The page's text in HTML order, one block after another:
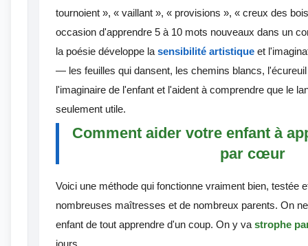
tournoient », « vaillant », « provisions », « creux des
occasion d'apprendre 5 à 10 mots nouveaux dans un
la poésie développe la sensibilité artistique et
— les feuilles qui dansent, les chemins blancs,
l'imaginaire de l'enfant et l'aident à comprendre que le
seulement utile.
Comment aider votre enfant à
par cœur
Voici une méthode qui fonctionne vraiment bien, testée
nombreuses maîtresses et de nombreux parents. On
enfant de tout apprendre d'un coup. On y va strophe
jours.